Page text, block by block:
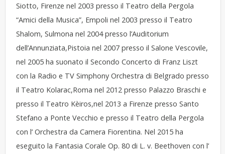
Siotto, Firenze nel 2003 presso il Teatro della Pergola
“Amici della Musica”, Empoli nel 2003 presso il Teatro
Shalom, Sulmona nel 2004 presso l’Auditorium
dell’Annunziata,Pistoia nel 2007 presso il Salone Vescovile,
nel 2005 ha suonato il Secondo Concerto di Franz Liszt
con la Radio e TV Simphony Orchestra di Belgrado presso
il Teatro Kolarac,Roma nel 2012 presso Palazzo Braschi e
presso il Teatro Kèiros,nel 2013 a Firenze presso Santo
Stefano a Ponte Vecchio e presso il Teatro della Pergola
con l’ Orchestra da Camera Fiorentina. Nel 2015 ha
eseguito la Fantasia Corale Op. 80 di L. v. Beethoven con l’